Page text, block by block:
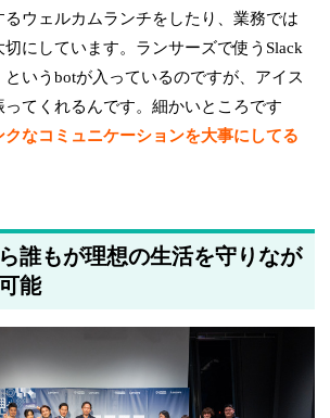
ウェルカムランチをしたり、業務では
にしています。ランサーズで使うSlack
いうbotが入っているのですが、アイス
てくれるんです。細かいところです
クなコミュニケーションを大事にしてる
誰もが理想の生活を守りなが
能